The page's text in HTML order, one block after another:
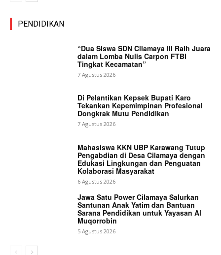
PENDIDIKAN
“Dua Siswa SDN Cilamaya III Raih Juara
dalam Lomba Nulis Carpon FTBI
Tingkat Kecamatan”
7 Agustus 2026
Di Pelantikan Kepsek Bupati Karo
Tekankan Kepemimpinan Profesional
Dongkrak Mutu Pendidikan
7 Agustus 2026
Mahasiswa KKN UBP Karawang Tutup
Pengabdian di Desa Cilamaya dengan
Edukasi Lingkungan dan Penguatan
Kolaborasi Masyarakat
6 Agustus 2026
Jawa Satu Power Cilamaya Salurkan
Santunan Anak Yatim dan Bantuan
Sarana Pendidikan untuk Yayasan Al
Muqorrobin
5 Agustus 2026